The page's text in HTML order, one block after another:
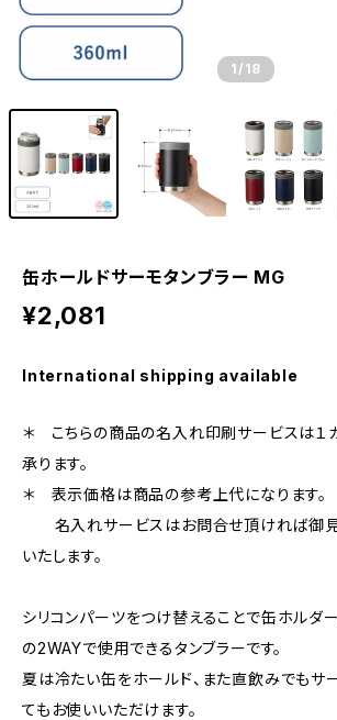
1 /18
缶ホールドサーモタンブラー MG
¥2,081
International shipping available
＊ こちらの商品の名入れ印刷サービスは１
承ります。
＊ 表示価格は商品の参考上代になります。
名入れサービスはお問合せ頂ければ御見
いたします。
シリコンパーツをつけ替えることで缶ホルダ
の2WAYで使用できるタンブラーです。
夏は冷たい缶をホールド、また直飲みでもサ
てもお使いいただけます。